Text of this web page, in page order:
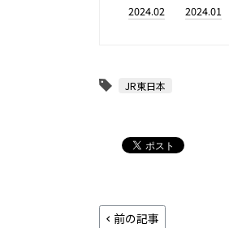
2024.02
2024.01
JR東日本
前の記事